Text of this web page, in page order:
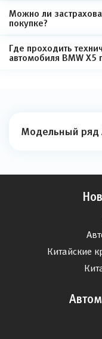
Можно ли
покупке?
Где проходить
автомобиля BMW X5
Модельный ряд
Китайские